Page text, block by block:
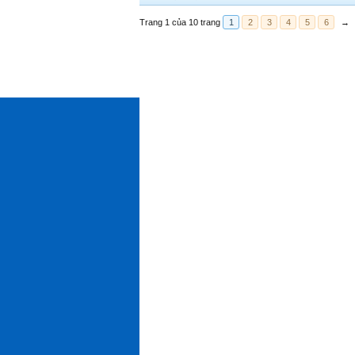
Trang 1 của 10 trang 1 2 3 4 5 6 →